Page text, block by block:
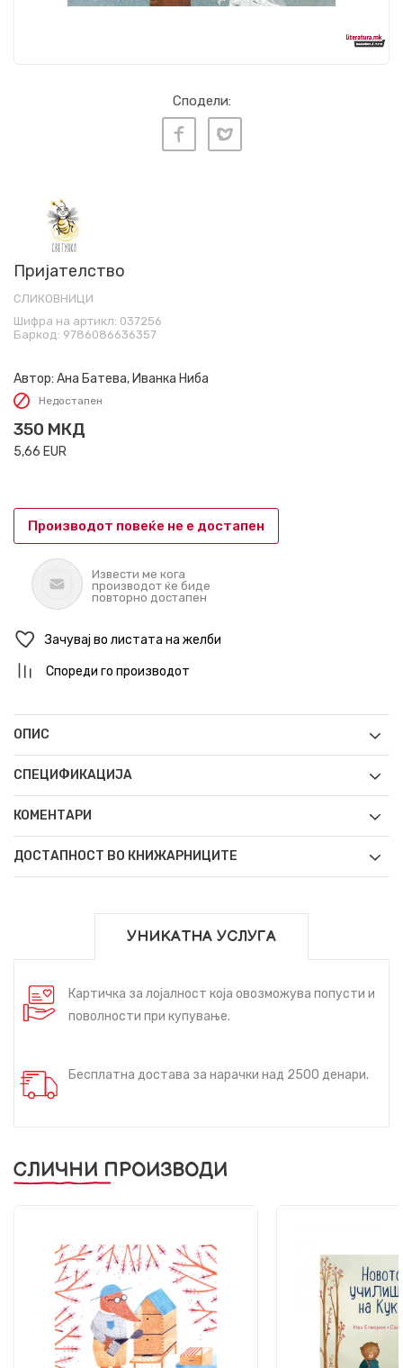
Сподели:
Пријателство
СЛИКОВНИЦИ
Шифра на артикл: 037256
Баркод: 9786086636357
Автор: Ана Батева, Иванка Ниба
Недостапен
350 МКД
5,66 EUR
Производот повеќе не е достапен
Извести ме кога
производот ќе биде
повторно достапен
Зачувај во листата на желби
Спореди го производот
ОПИС
СПЕЦИФИКАЦИЈА
КОМЕНТАРИ
ДОСТАПНОСТ ВО КНИЖАРНИЦИТЕ
УНИКАТНА УСЛУГА
Картичка за лојалност која овозможува попусти и
поволности при купување.
Бесплатна достава за нарачки над 2500 денари.
СЛИЧНИ ПРОИЗВОДИ